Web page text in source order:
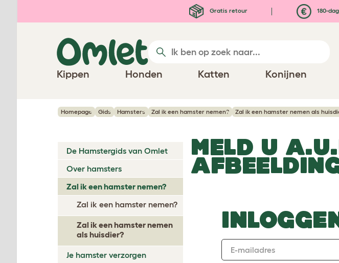
Gratis retour 180-
Kippen Honden Katten Konijnen
Homepage Gids Hamsters Zal ik een hamster nemen? Zal ik een hamster nemen als
De Hamstergids van Omlet
Over hamsters
Zal ik een hamster nemen?
Zal ik een hamster nemen?
Zal ik een hamster nemen
als huisdier?
Je hamster verzorgen
MELD U
E-mailadres